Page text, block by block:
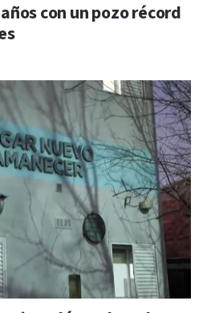
con un pozo récord